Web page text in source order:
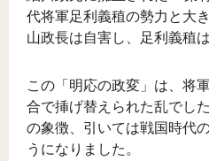
代将軍足利義稙の勢力と大
山政長は自害し、足利義稙
この「明応の政変」は、将
合で挿げ替えられた乱でし
の象徴、引いては戦国時代
うになりました。